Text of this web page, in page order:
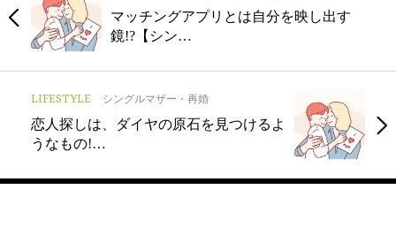
マッチングアプリとは自分を映し出す
鏡!?【シン…
LIFESTYLE シングルマザー・再婚
恋人探しは、ダイヤの原石を見つけるよ
うなもの!…